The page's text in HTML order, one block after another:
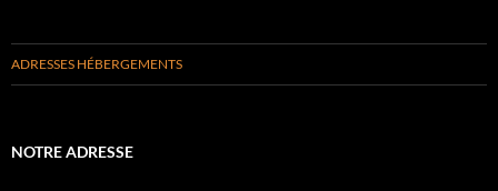
ADRESSES HÉBERGEMENTS
NOTRE ADRESSE